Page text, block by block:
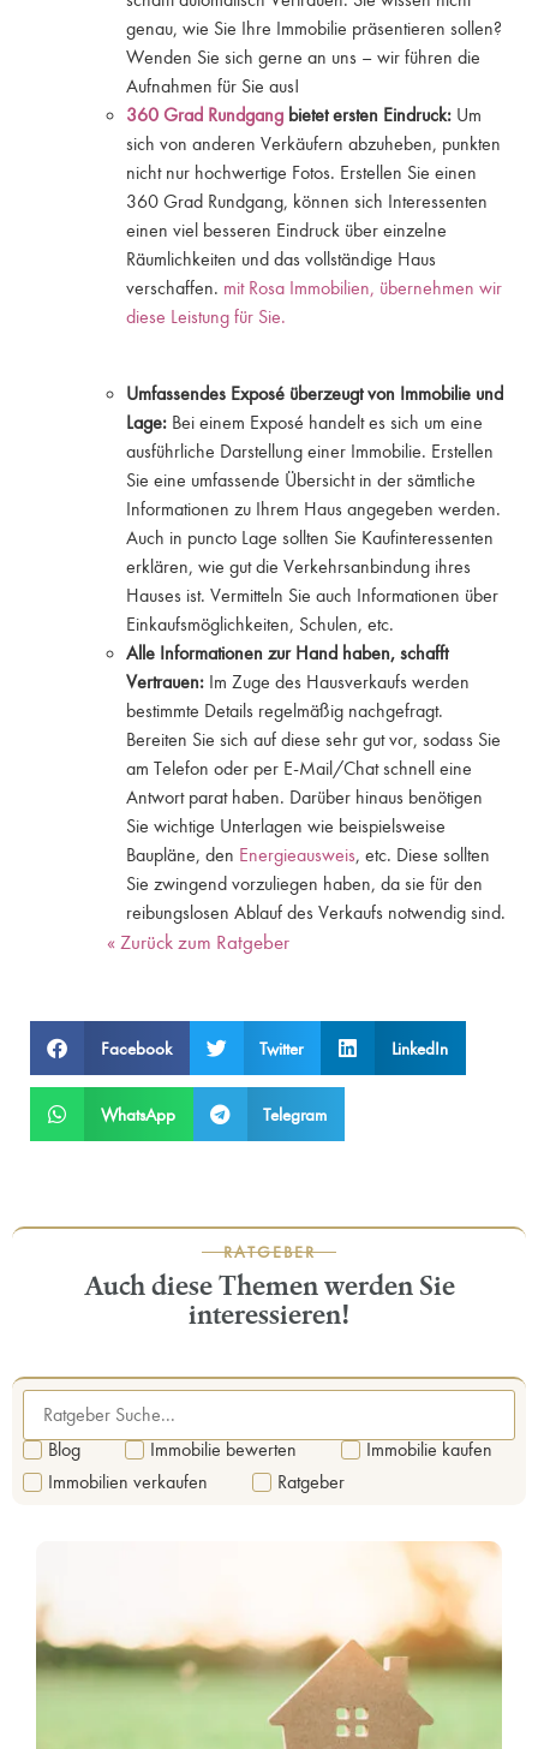
genau, wie Sie Ihre Immobilie präsentieren sollen?
Wenden Sie sich gerne an uns – wir führen die
Aufnahmen für Sie aus!
360 Grad Rundgang bietet ersten Eindruck: Um
sich von anderen Verkäufern abzuheben, punkten
nicht nur hochwertige Fotos. Erstellen Sie einen
360 Grad Rundgang, können sich Interessenten
einen viel besseren Eindruck über einzelne
Räumlichkeiten und das vollständige Haus
verschaffen. mit Rosa Immobilien, übernehmen wir
diese Leistung für Sie.
Umfassendes Exposé überzeugt von Immobilie und
Lage: Bei einem Exposé handelt es sich um eine
ausführliche Darstellung einer Immobilie. Erstellen
Sie eine umfassende Übersicht in der sämtliche
Informationen zu Ihrem Haus angegeben werden.
Auch in puncto Lage sollten Sie Kaufinteressenten
erklären, wie gut die Verkehrsanbindung ihres
Hauses ist. Vermitteln Sie auch Informationen über
Einkaufsmöglichkeiten, Schulen, etc.
Alle Informationen zur Hand haben, schafft
Vertrauen: Im Zuge des Hausverkaufs werden
bestimmte Details regelmäßig nachgefragt.
Bereiten Sie sich auf diese sehr gut vor, sodass Sie
am Telefon oder per E-Mail/Chat schnell eine
Antwort parat haben. Darüber hinaus benötigen
Sie wichtige Unterlagen wie beispielsweise
Baupläne, den Energieausweis, etc. Diese sollten
Sie zwingend vorzuliegen haben, da sie für den
reibungslosen Ablauf des Verkaufs notwendig sind.
« Zurück zum Ratgeber
Facebook Twitter LinkedIn
WhatsApp Telegram
RATGEBER
Auch diese Themen werden Sie
interessieren!
Blog Immobilie bewerten
Immobilie kaufen
Immobilien verkaufen
Ratgeber